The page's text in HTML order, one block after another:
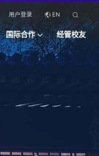
用户登录 EN
国际合作 经管校友